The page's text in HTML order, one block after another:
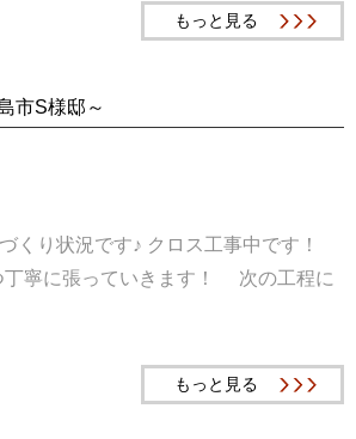
もっと見る
市S様邸～
くり状況です♪ クロス工事中です！
丁寧に張っていきます！ 次の工程に
もっと見る